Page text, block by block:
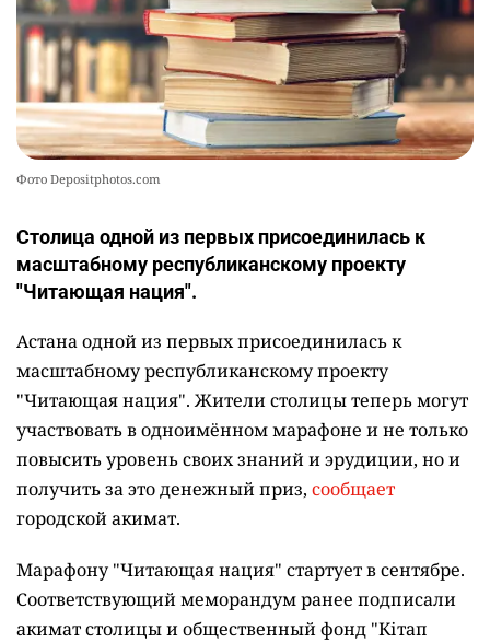
Фото Depositphotos.com
Столица одной из первых присоединилась к
масштабному республиканскому проекту
"Читающая нация".
Астана одной из первых присоединилась к
масштабному республиканскому проекту
"Читающая нация". Жители столицы теперь могут
участвовать в одноимённом марафоне и не только
повысить уровень своих знаний и эрудиции, но и
получить за это денежный приз, сообщает
городской акимат.
Марафону "Читающая нация" стартует в сентябре.
Соответствующий меморандум ранее подписали
акимат столицы и общественный фонд "Кітап